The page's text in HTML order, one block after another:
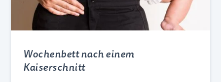
Wochenbett nach einem
Kaiserschnitt